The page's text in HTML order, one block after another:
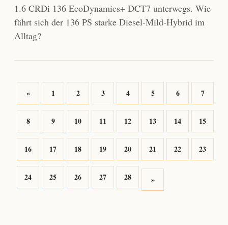
1.6 CRDi 136 EcoDynamics+ DCT7 unterwegs. Wie
fährt sich der 136 PS starke Diesel-Mild-Hybrid im
Alltag?
« 1 2 3 4 5 6 7
8 9 10 11 12 13 14 15
16 17 18 19 20 21 22 23
24 25 26 27 28 »